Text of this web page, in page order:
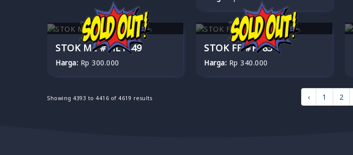
STOK ML #ML1449
Harga: Rp 300.000
STOK FF #FF83
Harga: Rp 340.000
Showing 4393 to 4416 of 4619 results ‹ 1 2